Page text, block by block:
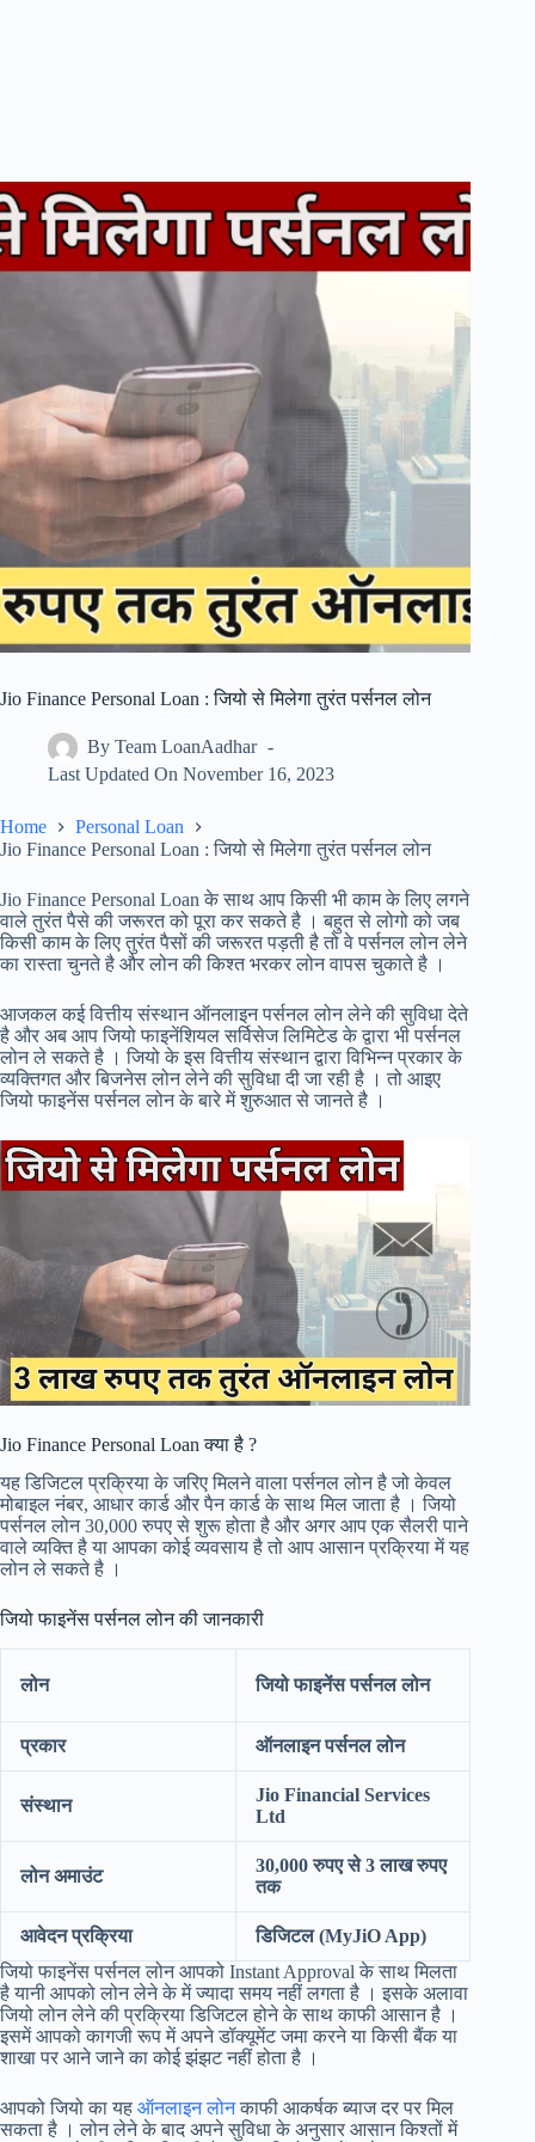
Jio Finance Personal Loan : जियो से मिलेगा तुरंत पर्सनल लोन
By Team LoanAadhar
Last Updated On November 16, 2023
Home
Personal Loan
Jio Finance Personal Loan : जियो से मिलेगा तुरंत पर्सनल लोन
Jio Finance Personal Loan के साथ आप किसी भी काम के लिए लगने
वाले तुरंत पैसे की जरूरत को पूरा कर सकते है । बहुत से लोगो को जब
किसी काम के लिए तुरंत पैसों की जरूरत पड़ती है तो वे पर्सनल लोन लेने
का रास्ता चुनते है और लोन की किश्त भरकर लोन वापस चुकाते है ।
आजकल कई वित्तीय संस्थान ऑनलाइन पर्सनल लोन लेने की सुविधा देते
है और अब आप जियो फाइनेंशियल सर्विसेज लिमिटेड के द्वारा भी पर्सनल
लोन ले सकते है । जियो के इस वित्तीय संस्थान द्वारा विभिन्न प्रकार के
व्यक्तिगत और बिजनेस लोन लेने की सुविधा दी जा रही है । तो आइए
जियो फाइनेंस पर्सनल लोन के बारे में शुरुआत से जानते है ।
Jio Finance Personal Loan क्या है ?
यह डिजिटल प्रक्रिया के जरिए मिलने वाला पर्सनल लोन है जो केवल
मोबाइल नंबर, आधार कार्ड और पैन कार्ड के साथ मिल जाता है । जियो
पर्सनल लोन 30,000 रुपए से शुरू होता है और अगर आप एक सैलरी पाने
वाले व्यक्ति है या आपका कोई व्यवसाय है तो आप आसान प्रक्रिया में यह
लोन ले सकते है ।
जियो फाइनेंस पर्सनल लोन की जानकारी
लोन जियो फाइनेंस पर्सनल लोन
प्रकार ऑनलाइन पर्सनल लोन
संस्थान
Jio Financial Services
Ltd
लोन अमाउंट
30,000 रुपए से 3 लाख रुपए
तक
आवेदन प्रक्रिया
डिजिटल (MyJiO App)
जियो फाइनेंस पर्सनल लोन आपको Instant Approval के साथ मिलता
है यानी आपको लोन लेने के में ज्यादा समय नहीं लगता है । इसके अलावा
जियो लोन लेने की प्रक्रिया डिजिटल होने के साथ काफी आसान है ।
इसमें आपको कागजी रूप में अपने डॉक्यूमेंट जमा करने या किसी बैंक या
शाखा पर आने जाने का कोई झंझट नहीं होता है ।
आपको जियो का यह ऑनलाइन लोनकाफी आकर्षक ब्याज दर पर मिल
सकता है । लोन लेने के बाद अपने सुविधा के अनुसार आसान किश्तों में